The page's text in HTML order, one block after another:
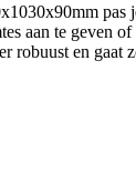
aan te geven
robuust en gaat